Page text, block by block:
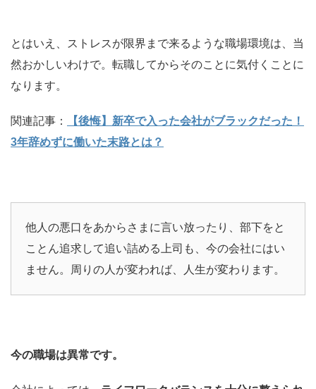
とはいえ、ストレスが限界まで来るような職場環境は、当
然おかしいわけで。転職してからそのことに気付くことに
なります。
関連記事：
【後悔】新卒で入った会社がブラックだった！
3年辞めずに働いた末路とは？
他人の悪口をあからさまに言い放ったり、部下をと
ことん追求して追い詰める上司も、今の会社にはい
ません。周りの人が変われば、人生が変わります。
今の職場は異常です。